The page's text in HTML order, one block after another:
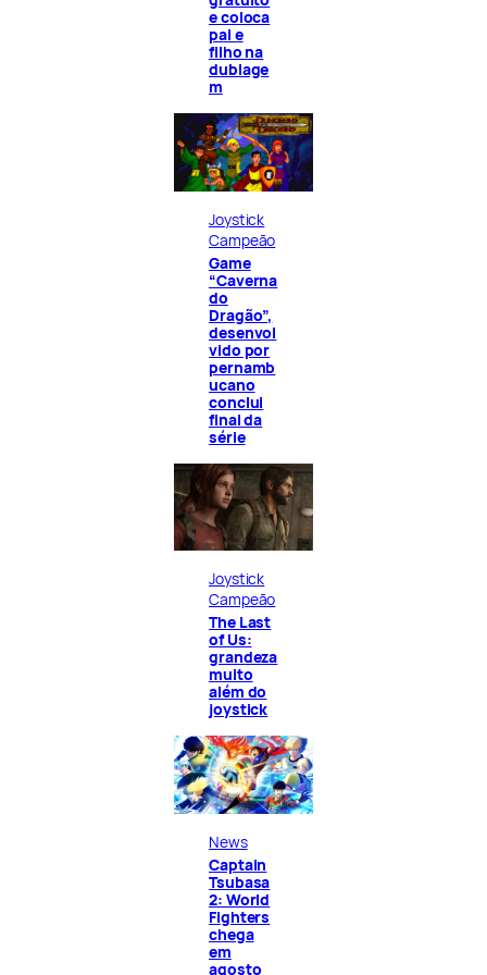
e coloca
pai e
filho na
dublage
m
Joystick
Campeão
Game
“Caverna
do
Dragão”,
desenvol
vido por
pernamb
ucano
conclui
final da
série
Joystick
Campeão
The Last
of Us:
grandeza
muito
além do
joystick
News
Captain
Tsubasa
2: World
Fighters
chega
em
agosto